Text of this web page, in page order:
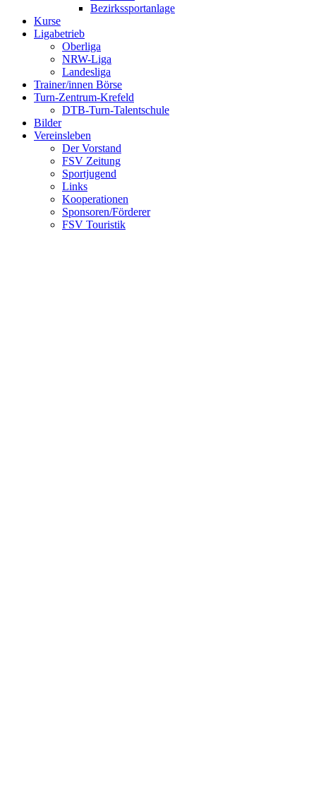
Bezirkssportanlage
Kurse
Ligabetrieb
Oberliga
NRW-Liga
Landesliga
Trainer/innen Börse
Turn-Zentrum-Krefeld
DTB-Turn-Talentschule
Bilder
Vereinsleben
Der Vorstand
FSV Zeitung
Sportjugend
Links
Kooperationen
Sponsoren/Förderer
FSV Touristik